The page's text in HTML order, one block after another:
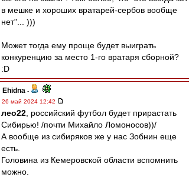
в мешке и хороших вратарей-сербов вообще
нет"... )))
Может тогда ему проще будет выиграть
конкуренцию за место 1-го вратаря сборной?
:D
Ehidna -
26 май 2024 12:42
лео22 , российский футбол будет прирастать
Сибирью! /почти Михайло Ломоносов))/
А вообще из сибиряков же у нас Зобнин еще
есть.
Головина из Кемеровской области вспомнить
можно.